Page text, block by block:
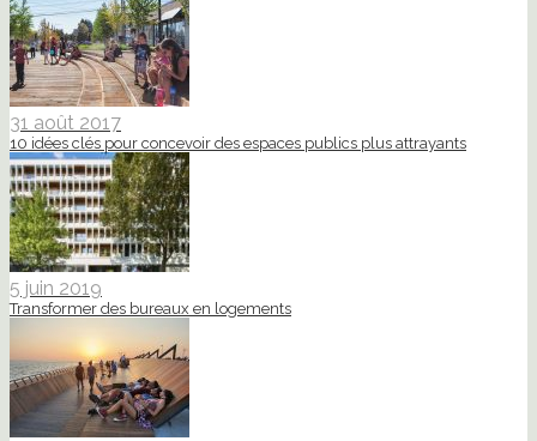
31 août 2017
10 idées clés pour concevoir des espaces publics plus attrayants
5 juin 2019
Transformer des bureaux en logements